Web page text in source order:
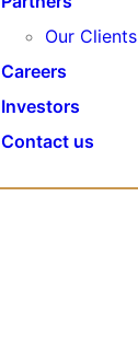
Our Clients
Careers
Investors
Contact us